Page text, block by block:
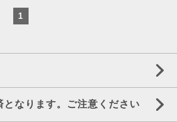
1
なります。ご注意ください